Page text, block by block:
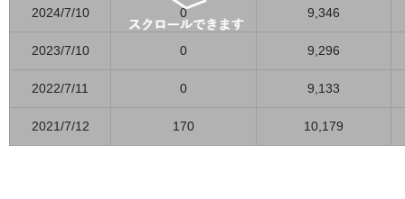
2024/7/10 0 9,346
2023/7/10 0 9,296
2022/7/11 0 9,133
2021/7/12 170 10,179